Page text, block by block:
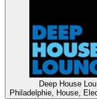
Deep House
Philadelphie, House,